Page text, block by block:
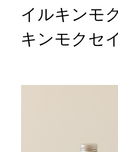
イルキンモ
キンモクセ